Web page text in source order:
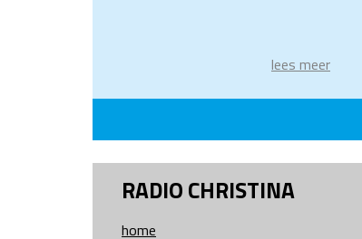
lees meer
RADIO CHRISTINA
home